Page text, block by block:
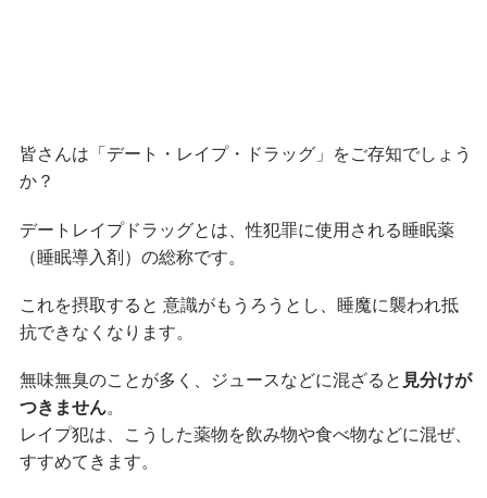
皆さんは「デート・レイプ・ドラッグ」をご存知でしょう
か？
デートレイプドラッグとは、性犯罪に使用される睡眠薬
（睡眠導入剤）の総称です。
これを摂取すると 意識がもうろうとし、睡魔に襲われ抵
抗できなくなります。
無味無臭のことが多く、ジュースなどに混ざると 見分けが
つきません。
レイプ犯は、こうした薬物を飲み物や食べ物などに混ぜ、
すすめてきます。